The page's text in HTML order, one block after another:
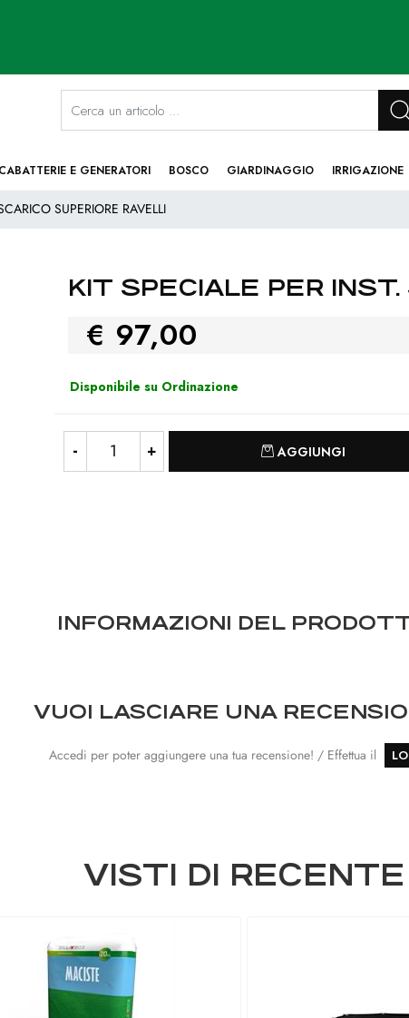
La modifica di un filtro aggiorna automaticamente gli altri filtri
E GENERATORI BOSCO GIARDINAGGIO IRRIGAZIONE
SUPERIORE RAVELLI
KIT SPECIALE PER INST.
€ 97,00
Disponibile su Ordinazione
AGGIUNGI
INFORMAZIONI DEL
VUOI LASCIARE UNA
Accedi per poter aggiungere una tua recensione! / Effettua il
VISTI DI RECENTE